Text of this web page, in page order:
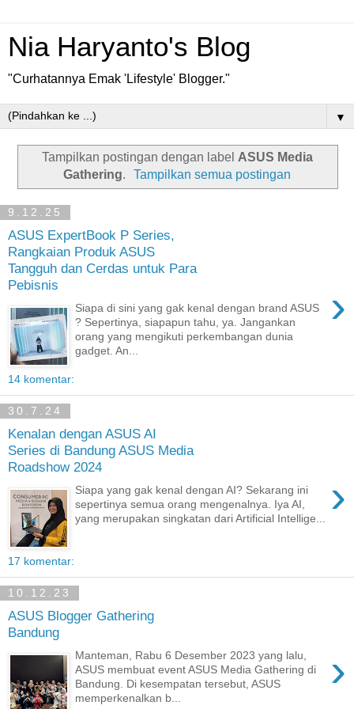
Nia Haryanto's Blog
"Curhatannya Emak 'Lifestyle' Blogger."
▼
Tampilkan postingan dengan label ASUS Media
Gathering. Tampilkan semua postingan
9.12.25
ASUS ExpertBook P Series,
Rangkaian Produk ASUS
Tangguh dan Cerdas untuk Para
Pebisnis
›
Siapa di sini yang gak kenal dengan brand ASUS
? Sepertinya, siapapun tahu, ya. Jangankan
orang yang mengikuti perkembangan dunia
gadget. An...
14 komentar:
30.7.24
Kenalan dengan ASUS AI
Series di Bandung ASUS Media
Roadshow 2024
›
Siapa yang gak kenal dengan AI? Sekarang ini
sepertinya semua orang mengenalnya. Iya AI,
yang merupakan singkatan dari Artificial Intellige...
17 komentar:
10.12.23
ASUS Blogger Gathering
Bandung
›
Manteman, Rabu 6 Desember 2023 yang lalu,
ASUS membuat event ASUS Media Gathering di
Bandung. Di kesempatan tersebut, ASUS
memperkenalkan b...